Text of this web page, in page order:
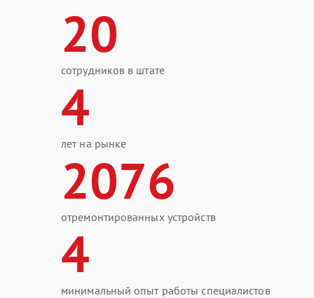
20
сотрудников в штате
4
лет на рынке
2076
отремонтированных устройств
4
минимальный опыт работы специалистов